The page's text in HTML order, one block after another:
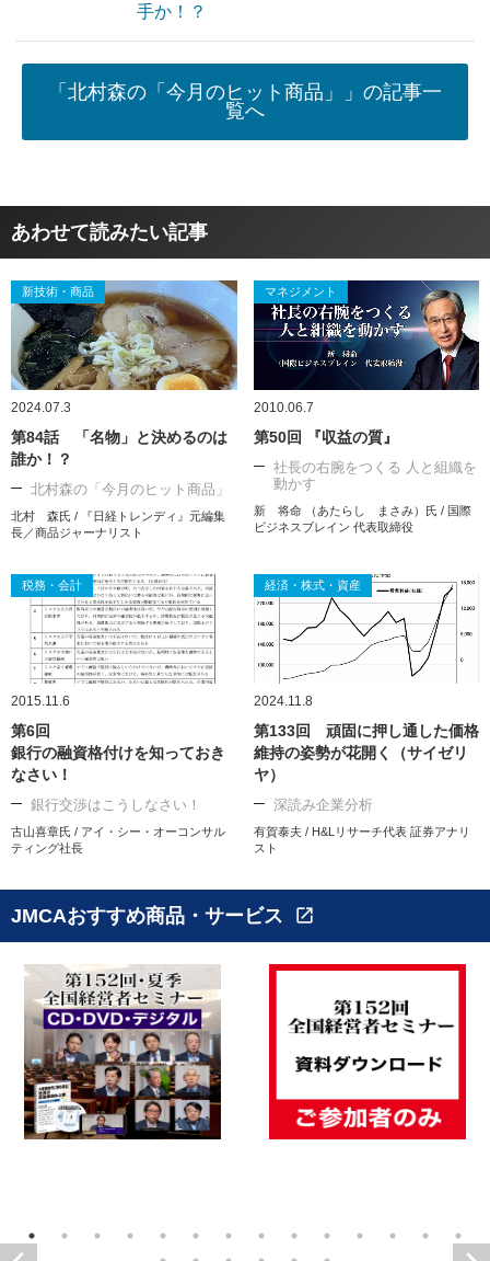
手か！？
「北村森の「今月のヒット商品」」の記事一
覧へ
あわせて読みたい記事
新技術・商品
2024.07.3
第84話 「名物」と決めるのは
誰か！？
北村森の「今月のヒット商品」
北村 森氏 / 『日経トレンディ』元編集
長／商品ジャーナリスト
マネジメント
2010.06.7
第50回 『収益の質』
社長の右腕をつくる 人と組織を
動かす
新 将命 （あたらし まさみ）氏 / 国際
ビジネスブレイン 代表取締役
税務・会計
2015.11.6
第6回
銀行の融資格付けを知っておき
なさい！
銀行交渉はこうしなさい！
古山喜章氏 / アイ・シー・オーコンサル
ティング社長
経済・株式・資産
2024.11.8
第133回 頑固に押し通した価格
維持の姿勢が花開く（サイゼリ
ヤ）
深読み企業分析
有賀泰夫 / H&Lリサーチ代表 証券アナリ
スト
JMCAおすすめ商品・サービス open_in_new